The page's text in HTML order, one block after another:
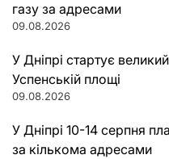
газу за адресами
09.08.2026
У Дніпрі стартує
Успенській площі
09.08.2026
У Дніпрі 10-14 серпня
за кількома адресами